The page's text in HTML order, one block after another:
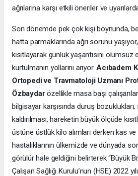
ağrılarına karşı etkili öneriler ve
Son dönemde pek çok kişi boynunda,
hatta parmaklarında ağrı sorunu
kısıtlayarak günlük yaşantısını olumsuz
kurtulmanın yollarını arıyor.Acıbadem
Ortopedi ve Travmatoloji Uzmanı
Özbaydarözellikle masa başı
bilgisayar karşısında duruş
kaldırılması, hareketin büyük ölçüde
üstüne üstlük kilo alımları derken kas
hastalıklarının ülkemizde ve dünyada
görülür hale geldiğini belirterek “Büyük
Çalışan Sağlığı Kurulu’nun (HSE) 2022